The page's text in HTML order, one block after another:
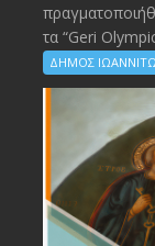
τα “Geri
ΔΗΜΟΣ